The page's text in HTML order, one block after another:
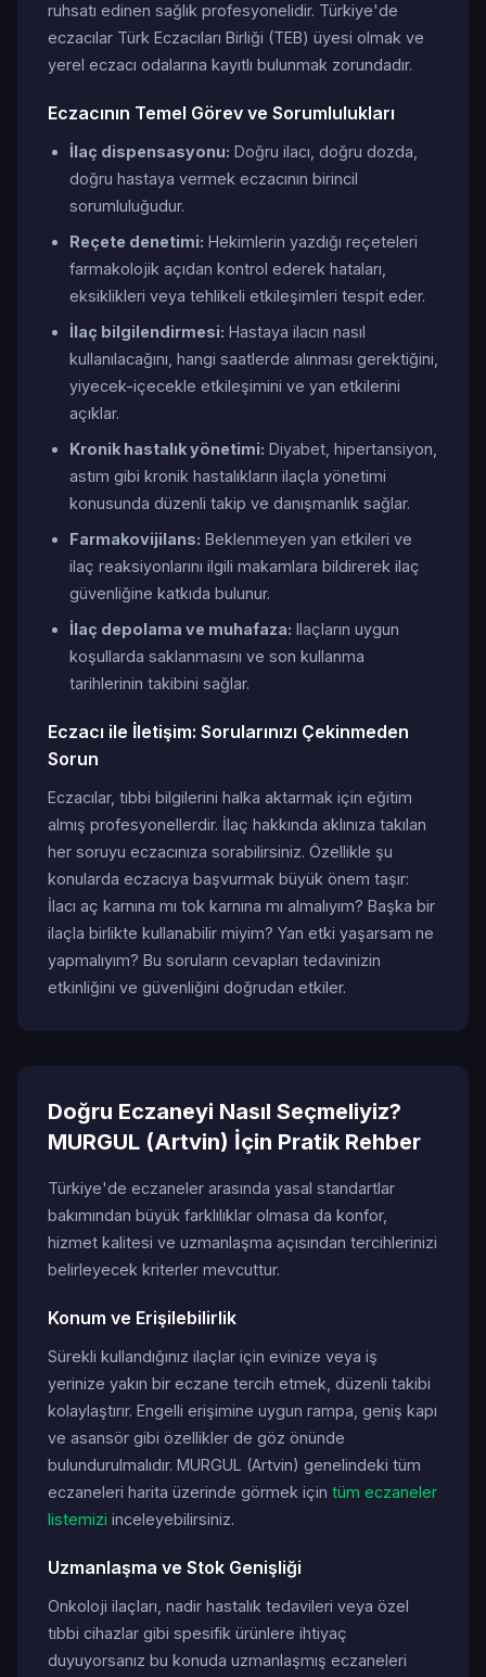
ruhsatı edinen sağlık profesyonelidir. Türkiye'de
eczacılar Türk Eczacıları Birliği (TEB) üyesi olmak ve
yerel eczacı odalarına kayıtlı bulunmak zorundadır.
Eczacının Temel Görev ve Sorumlulukları
İlaç dispensasyonu: Doğru ilacı, doğru dozda,
doğru hastaya vermek eczacının birincil
sorumluluğudur.
Reçete denetimi: Hekimlerin yazdığı reçeteleri
farmakolojik açıdan kontrol ederek hataları,
eksiklikleri veya tehlikeli etkileşimleri tespit eder.
İlaç bilgilendirmesi: Hastaya ilacın nasıl
kullanılacağını, hangi saatlerde alınması gerektiğini,
yiyecek-içecekle etkileşimini ve yan etkilerini
açıklar.
Kronik hastalık yönetimi: Diyabet, hipertansiyon,
astım gibi kronik hastalıkların ilaçla yönetimi
konusunda düzenli takip ve danışmanlık sağlar.
Farmakovijilans: Beklenmeyen yan etkileri ve
ilaç reaksiyonlarını ilgili makamlara bildirerek ilaç
güvenliğine katkıda bulunur.
İlaç depolama ve muhafaza: Ilaçların uygun
koşullarda saklanmasını ve son kullanma
tarihlerinin takibini sağlar.
Eczacı ile İletişim: Sorularınızı Çekinmeden
Sorun
Eczacılar, tıbbi bilgilerini halka aktarmak için eğitim
almış profesyonellerdir. İlaç hakkında aklınıza takılan
her soruyu eczacınıza sorabilirsiniz. Özellikle şu
konularda eczacıya başvurmak büyük önem taşır:
İlacı aç karnına mı tok karnına mı almalıyım? Başka bir
ilaçla birlikte kullanabilir miyim? Yan etki yaşarsam ne
yapmalıyım? Bu soruların cevapları tedavinizin
etkinliğini ve güvenliğini doğrudan etkiler.
Doğru Eczaneyi Nasıl Seçmeliyiz?
MURGUL (Artvin) İçin Pratik Rehber
Türkiye'de eczaneler arasında yasal standartlar
bakımından büyük farklılıklar olmasa da konfor,
hizmet kalitesi ve uzmanlaşma açısından tercihlerinizi
belirleyecek kriterler mevcuttur.
Konum ve Erişilebilirlik
Sürekli kullandığınız ilaçlar için evinize veya iş
yerinize yakın bir eczane tercih etmek, düzenli takibi
kolaylaştırır. Engelli erişimine uygun rampa, geniş kapı
ve asansör gibi özellikler de göz önünde
bulundurulmalıdır. MURGUL (Artvin) genelindeki tüm
eczaneleri harita üzerinde görmek için tüm eczaneler
listemizi inceleyebilirsiniz.
Uzmanlaşma ve Stok Genişliği
Onkoloji ilaçları, nadir hastalık tedavileri veya özel
tıbbi cihazlar gibi spesifik ürünlere ihtiyaç
duyuyorsanız bu konuda uzmanlaşmış eczaneleri